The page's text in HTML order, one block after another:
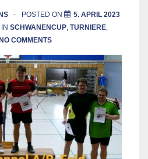
POSTED ON
5. APRIL 2023
SCHWANENCUP TURNIERE
COMMENTS